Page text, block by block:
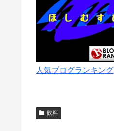
人気ブログランキング
飲料